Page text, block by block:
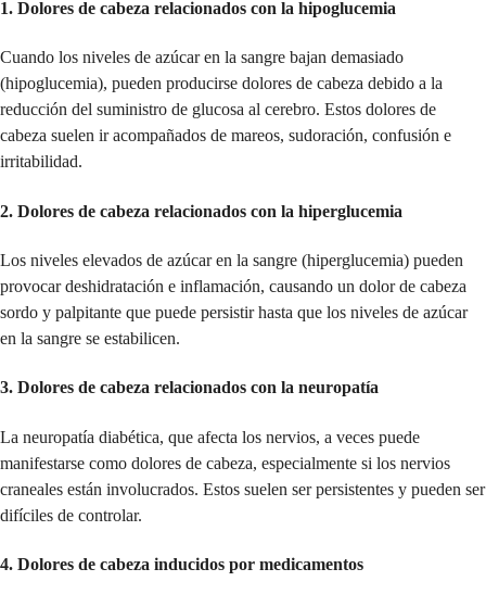
1. Dolores de cabeza relacionados con la hipoglucemia
Cuando los niveles de azúcar en la sangre bajan demasiado
(hipoglucemia), pueden producirse dolores de cabeza debido a la
reducción del suministro de glucosa al cerebro. Estos dolores de
cabeza suelen ir acompañados de mareos, sudoración, confusión e
irritabilidad.
2. Dolores de cabeza relacionados con la hiperglucemia
Los niveles elevados de azúcar en la sangre (hiperglucemia) pueden
provocar deshidratación e inflamación, causando un dolor de cabeza
sordo y palpitante que puede persistir hasta que los niveles de azúcar
en la sangre se estabilicen.
3. Dolores de cabeza relacionados con la neuropatía
La neuropatía diabética, que afecta los nervios, a veces puede
manifestarse como dolores de cabeza, especialmente si los nervios
craneales están involucrados. Estos suelen ser persistentes y pueden ser
difíciles de controlar.
4. Dolores de cabeza inducidos por medicamentos